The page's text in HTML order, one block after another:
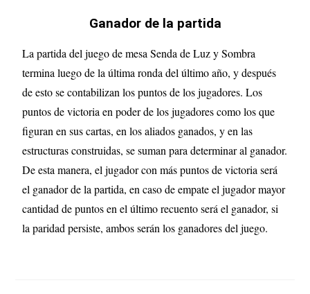
Ganador de la partida
La partida del juego de mesa Senda de Luz y Sombra
termina luego de la última ronda del último año, y después
de esto se contabilizan los puntos de los jugadores. Los
puntos de victoria en poder de los jugadores como los que
figuran en sus cartas, en los aliados ganados, y en las
estructuras construidas, se suman para determinar al ganador.
De esta manera, el jugador con más puntos de victoria será
el ganador de la partida, en caso de empate el jugador mayor
cantidad de puntos en el último recuento será el ganador, si
la paridad persiste, ambos serán los ganadores del juego.